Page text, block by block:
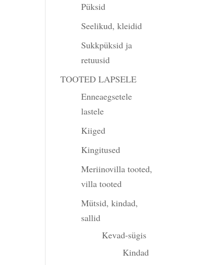
Püksid
Seelikud, kleidid
Sukkpüksid ja
retuusid
TOOTED LAPSELE
Enneaegsetele
lastele
Kiiged
Kingitused
Meriinovilla tooted,
villa tooted
Mütsid, kindad,
sallid
Kevad-sügis
Kindad